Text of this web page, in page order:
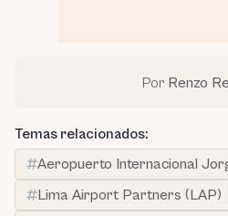
Por Renzo
Temas relacionados:
Aeropuerto Internacional
Lima Airport Partners (LAP)